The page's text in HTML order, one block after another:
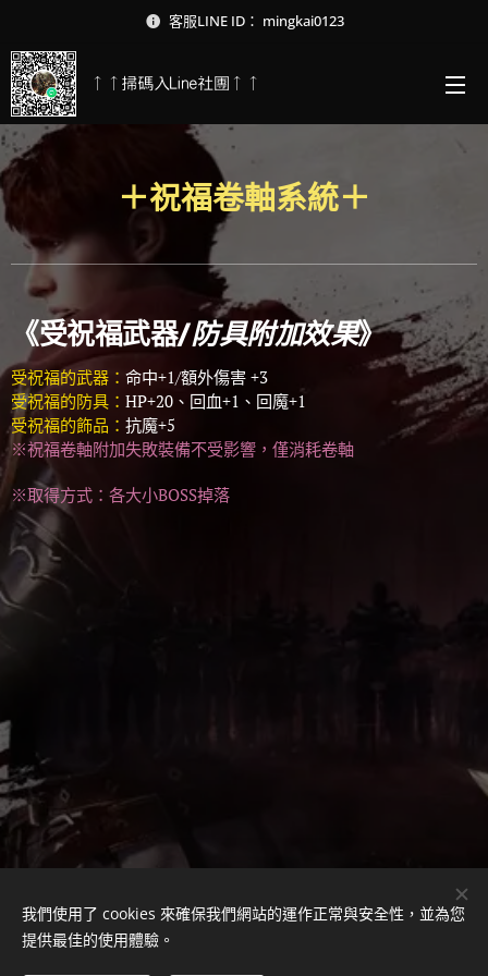
客服LINE ID： mingkai0123
↑↑掃碼入Line社團↑↑
＋祝福卷軸系統＋
《受祝福武器/防具附加效果》
受祝福的武器： 命中+1/額外傷害 +3
受祝福的防具： HP+20、回血+1、回魔+1
受祝福的飾品： 抗魔+5
※祝福卷軸附加失敗裝備不受影響，僅消耗卷軸
※取得方式：各大小BOSS掉落
客服LINE ID：mingkai0123
我們使用了 cookies 來確保我們網站的運作正常與安全性，並為您
提供最佳的使用體驗。